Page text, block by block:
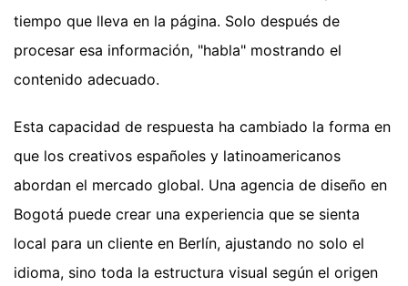
tiempo que lleva en la página. Solo después de
procesar esa información, "habla" mostrando el
contenido adecuado.
Esta capacidad de respuesta ha cambiado la forma en
que los creativos españoles y latinoamericanos
abordan el mercado global. Una agencia de diseño en
Bogotá puede crear una experiencia que se sienta
local para un cliente en Berlín, ajustando no solo el
idioma, sino toda la estructura visual según el origen